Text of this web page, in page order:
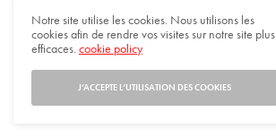
Notre site utilise les cookies. Nous utilisons les
cookies afin de rendre vos visites sur notre site plus
efficaces.cookie policy
J’ACCEPTE L’UTILISATION DES COOKIES